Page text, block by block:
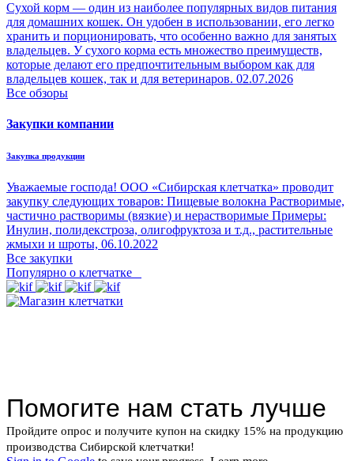
Сухой корм — один из наиболее популярных видов питания
для домашних кошек. Он удобен в использовании, его легко
хранить и порционировать, что особенно важно для занятых
владельцев. У сухого корма есть множество преимуществ,
которые делают его предпочтительным выбором как для
владельцев кошек, так и для ветеринаров. 02.07.2026
Все обзоры
Закупки компании
Закупка продукции
Уважаемые господа! ООО «Сибирская клетчатка» проводит
закупку следующих товаров: Пищевые волокна Растворимые,
частично растворимы (вязкие) и нерастворимые Примеры:
Инулин, полидекстроза, олигофруктоза и т.д., растительные
жмыхи и шроты, 06.10.2022
Все закупки
Популярно о клетчатке